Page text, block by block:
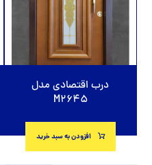
درب اقتصادی مدل
M2645
افزودن به سبد خرید